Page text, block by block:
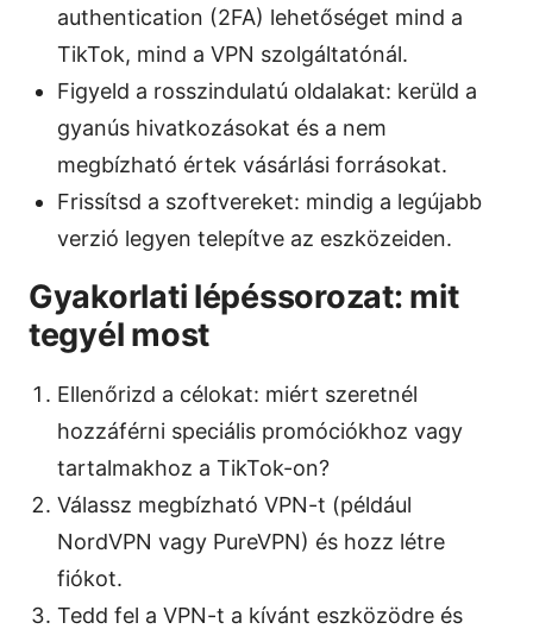
authentication (2FA) lehetőséget mind a
TikTok, mind a VPN szolgáltatónál.
Figyeld a rosszindulatú oldalakat: kerüld a
gyanús hivatkozásokat és a nem
megbízható értek vásárlási forrásokat.
Frissítsd a szoftvereket: mindig a legújabb
verzió legyen telepítve az eszközeiden.
Gyakorlati lépéssorozat: mit
tegyél most
Ellenőrizd a célokat: miért szeretnél
hozzáférni speciális promóciókhoz vagy
tartalmakhoz a TikTok-on?
Válassz megbízható VPN-t (például
NordVPN vagy PureVPN) és hozz létre
fiókot.
Tedd fel a VPN-t a kívánt eszközödre és